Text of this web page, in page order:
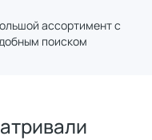
ассортимент с
поиском